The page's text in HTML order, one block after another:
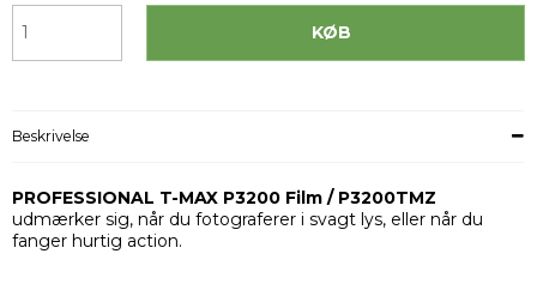
KØB
Beskrivelse
PROFESSIONAL T-MAX P3200 Film / P3200TMZ
udmærker sig, når du fotograferer i svagt lys, eller når du
fanger hurtig action.